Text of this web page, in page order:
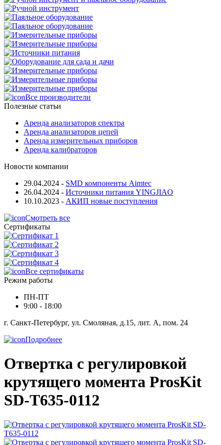
Все производители
Полезные статьи
Аренда анализаторов спектра
Аренда анализаторов цепей
Аренда измерительных приборов
Аренда калибраторов
Новости компании
29.04.2024 - SMD компоненты Aimtec
26.04.2024 - Источники питания YINGJIAO
10.10.2023 - АКИП новые поступления
Смотреть все
Сертификаты
Все сертификаты
Режим работы
ПН-ПТ
9:00 - 18:00
г. Санкт-Петербург, ул. Смоляная, д.15, лит. А, пом. 24
Подробнее
Отвертка с регулировкой
крутящего момента ProsKit
SD-T635-0112